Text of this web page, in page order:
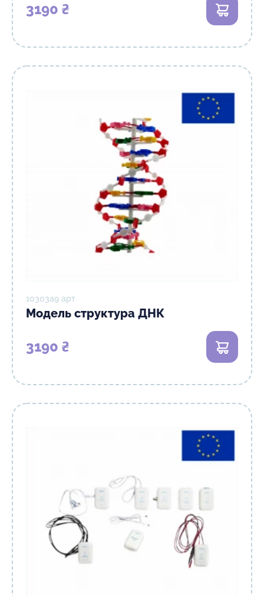
3190 ₴
10303а9 арт
Модель структура ДНК
3190 ₴